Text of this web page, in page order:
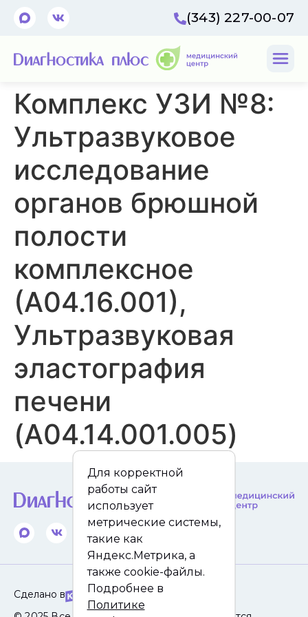
(343) 227-00-07
Комплекс УЗИ №8:
Ультразвуковое
исследование
органов брюшной
полости
комплексное
(А04.16.001),
Ультразвуковая
эластография
печени
(A04.14.001.005)
Сделано в
Для корректной
работы сайт
использует
метрические системы,
такие как
Яндекс.Метрика, а
также cookie-файлы.
Подробнее в
Политике